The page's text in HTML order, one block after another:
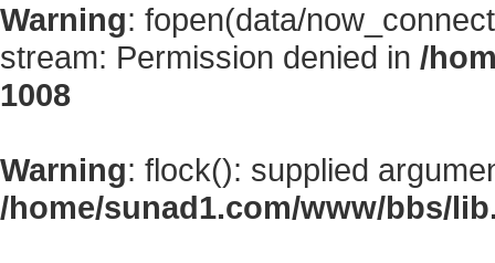
Warning: fopen(data/
stream: Permission denied in /
1008
Warning: flock(): supplied
/home/sunad1.com/www/bbs/